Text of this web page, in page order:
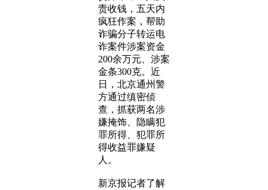
责收钱，五天内
疯狂作案，帮助
诈骗分子转运电
诈案件涉案资金
200余万元、涉案
金条300克。近
日，北京通州警
方通过缜密侦
查，抓获两名涉
嫌掩饰、隐瞒犯
罪所得、犯罪所
得收益罪嫌疑
人。
新京报记者了解